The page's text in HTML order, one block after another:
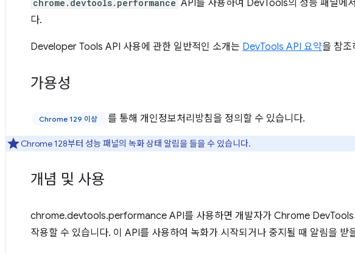
chrome.devtools.performance API를 사용하여 DevTools의 성능 패널에
다.
Developer Tools API 사용에 관한 일반적인 소개는 DevTools API 요약을 참조
가용성
Chrome 129 이상 를 통해 개인정보처리방침을 정의할 수 있습니다.
Chrome 128부터 성능 패널의 녹화 상태 알림을 들을 수 있습니다.
개념 및 사용
chrome.devtools.performance API를 사용하면 개발자가 Chrome DevTools
작용할 수 있습니다. 이 API를 사용하여 녹화가 시작되거나 중지될 때 알림을 받